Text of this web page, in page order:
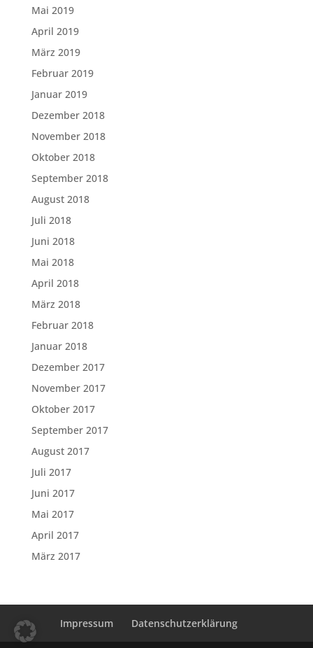
Mai 2019
April 2019
März 2019
Februar 2019
Januar 2019
Dezember 2018
November 2018
Oktober 2018
September 2018
August 2018
Juli 2018
Juni 2018
Mai 2018
April 2018
März 2018
Februar 2018
Januar 2018
Dezember 2017
November 2017
Oktober 2017
September 2017
August 2017
Juli 2017
Juni 2017
Mai 2017
April 2017
März 2017
Impressum Datenschutzerklärung